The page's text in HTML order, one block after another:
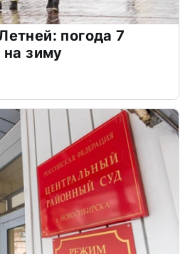
погода 7
на зиму